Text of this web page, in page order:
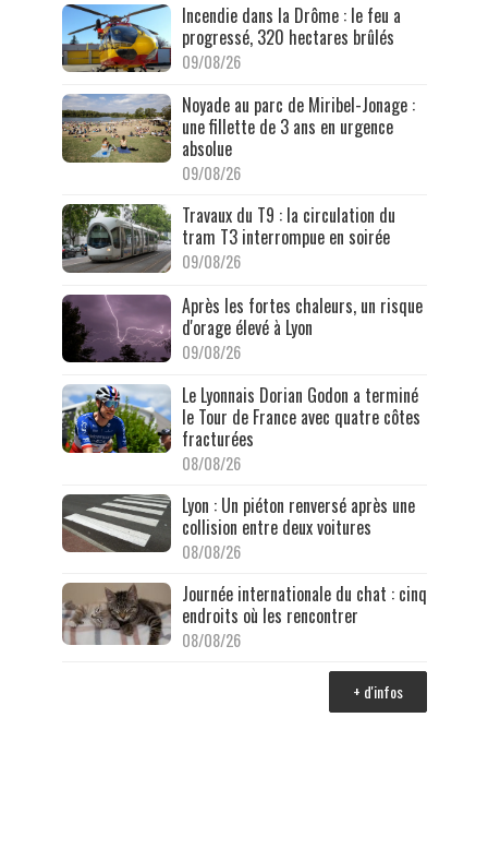
Incendie dans la Drôme : le feu a
progressé, 320 hectares brûlés
09/08/26
Noyade au parc de Miribel-Jonage :
une fillette de 3 ans en urgence
absolue
09/08/26
Travaux du T9 : la circulation du
tram T3 interrompue en soirée
09/08/26
Après les fortes chaleurs, un risque
d'orage élevé à Lyon
09/08/26
Le Lyonnais Dorian Godon a terminé
le Tour de France avec quatre côtes
fracturées
08/08/26
Lyon : Un piéton renversé après une
collision entre deux voitures
08/08/26
Journée internationale du chat : cinq
endroits où les rencontrer
08/08/26
+ d'infos